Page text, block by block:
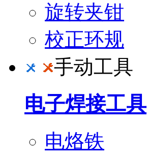
旋转夹钳
校正环规
手动工具
电子焊接工具
电烙铁